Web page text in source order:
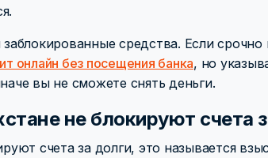
средства. Если
онлайн без посещения банка, но
вы не сможете снять деньги.
не блокируют счета
счета за долги, это называется